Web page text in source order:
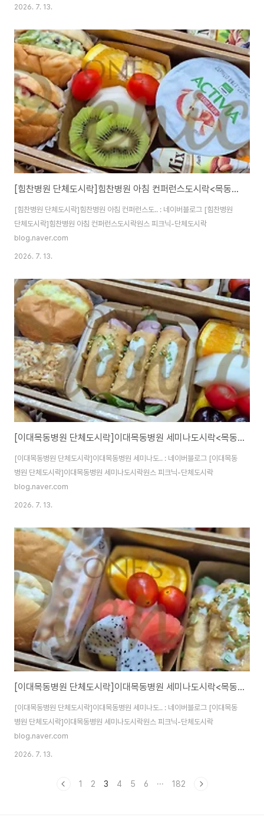
2026. 7. 13.
[힘찬병원 단체도시락]힘찬병원 아침 컨퍼런스도시락<목동도시락/단체도시락/도시락케이터링:원스피크닉>
[힘찬병원 단체도시락]힘찬병원 아침 컨퍼런스도.. : 네이버블로그 [힘찬병원
단체도시락]힘찬병원 아침 컨퍼런스도시락원스 피크닉-단체도시락
blog.naver.com
2026. 7. 13.
[이대목동병원 단체도시락]이대목동병원 세미나도시락<목동도시락/단체도시락/도시락케이터링:원스피크닉>
[이대목동병원 단체도시락]이대목동병원 세미나도.. : 네이버블로그 [이대목동
병원 단체도시락]이대목동병원 세미나도시락원스 피크닉-단체도시락
blog.naver.com
2026. 7. 13.
[이대목동병원 단체도시락]이대목동병원 세미나도시락<목동도시락/단체도시락/도시락케이터링:원스피크닉>
[이대목동병원 단체도시락]이대목동병원 세미나도.. : 네이버블로그 [이대목동
병원 단체도시락]이대목동병원 세미나도시락원스 피크닉-단체도시락
blog.naver.com
2026. 7. 13.
1 2 3 4 5 6 ··· 182